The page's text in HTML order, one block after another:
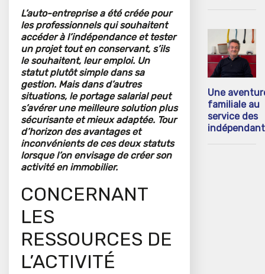
L’auto-entreprise a été créée pour
les professionnels qui souhaitent
accéder à l’indépendance et tester
un projet tout en conservant, s’ils
le souhaitent, leur emploi. Un
statut plutôt simple dans sa
gestion. Mais dans d’autres
situations, le portage salarial peut
s’avérer une meilleure solution plus
sécurisante et mieux adaptée. Tour
d’horizon des avantages et
inconvénients de ces deux statuts
lorsque l’on envisage de créer son
activité en immobilier.
CONCERNANT
LES
RESSOURCES DE
L’ACTIVITÉ
Une
familiale au
service des